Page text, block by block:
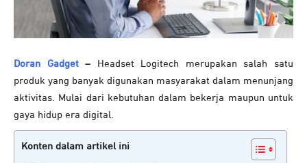
Doran Gadget– Headset Logitech merupakan salah satu
produk yang banyak digunakan masyarakat dalam menunjang
aktivitas. Mulai dari kebutuhan dalam bekerja maupun untuk
gaya hidup era digital.
Konten dalam artikel ini